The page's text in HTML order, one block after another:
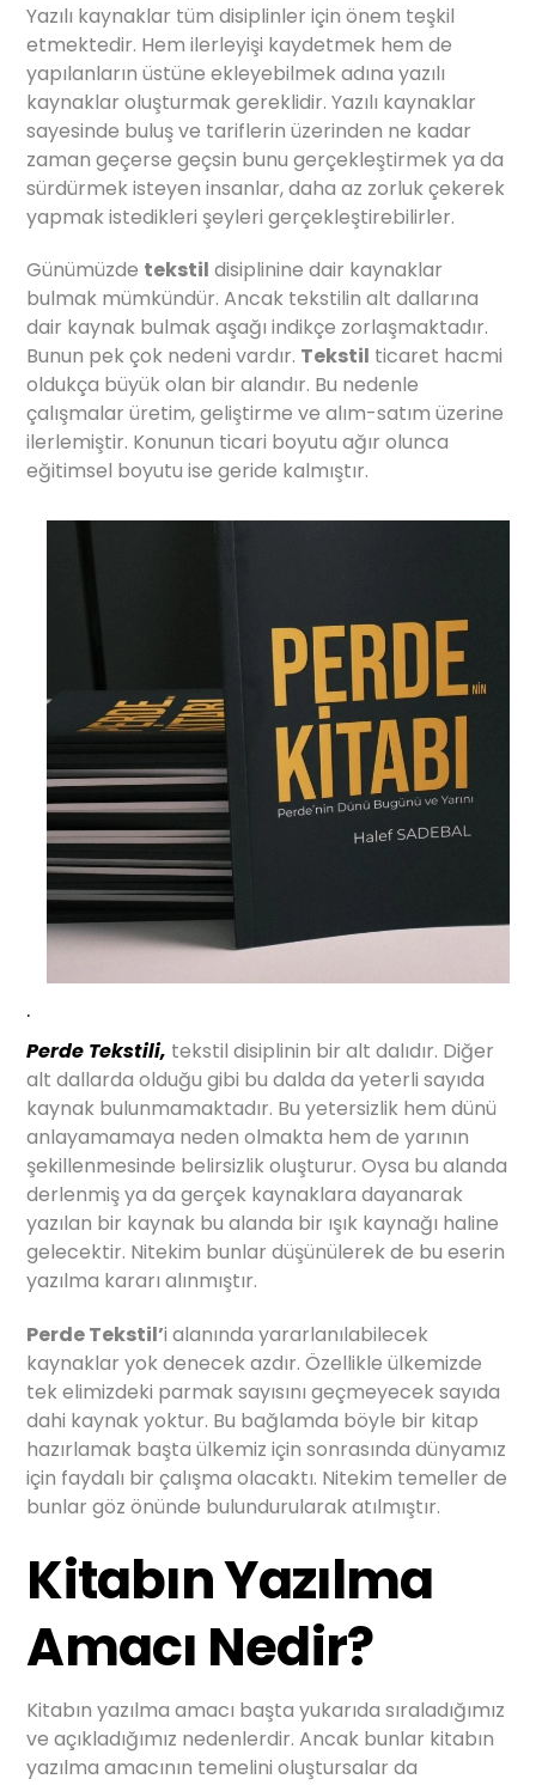
Yazılı kaynaklar tüm disiplinler için önem teşkil
etmektedir. Hem ilerleyişi kaydetmek hem de
yapılanların üstüne ekleyebilmek adına yazılı
kaynaklar oluşturmak gereklidir. Yazılı kaynaklar
sayesinde buluş ve tariflerin üzerinden ne kadar
zaman geçerse geçsin bunu gerçekleştirmek ya da
sürdürmek isteyen insanlar, daha az zorluk çekerek
yapmak istedikleri şeyleri gerçekleştirebilirler.
Günümüzde tekstil disiplinine dair kaynaklar
bulmak mümkündür. Ancak tekstilin alt dallarına
dair kaynak bulmak aşağı indikçe zorlaşmaktadır.
Bunun pek çok nedeni vardır. Tekstil ticaret hacmi
oldukça büyük olan bir alandır. Bu nedenle
çalışmalar üretim, geliştirme ve alım-satım üzerine
ilerlemiştir. Konunun ticari boyutu ağır olunca
eğitimsel boyutu ise geride kalmıştır.
.
Perde Tekstili, tekstil disiplinin bir alt dalıdır. Diğer
alt dallarda olduğu gibi bu dalda da yeterli sayıda
kaynak bulunmamaktadır. Bu yetersizlik hem dünü
anlayamamaya neden olmakta hem de yarının
şekillenmesinde belirsizlik oluşturur. Oysa bu alanda
derlenmiş ya da gerçek kaynaklara dayanarak
yazılan bir kaynak bu alanda bir ışık kaynağı haline
gelecektir. Nitekim bunlar düşünülerek de bu eserin
yazılma kararı alınmıştır.
Perde Tekstil’i alanında yararlanılabilecek
kaynaklar yok denecek azdır. Özellikle ülkemizde
tek elimizdeki parmak sayısını geçmeyecek sayıda
dahi kaynak yoktur. Bu bağlamda böyle bir kitap
hazırlamak başta ülkemiz için sonrasında dünyamız
için faydalı bir çalışma olacaktı. Nitekim temeller de
bunlar göz önünde bulundurularak atılmıştır.
Kitabın Yazılma
Amacı Nedir?
Kitabın yazılma amacı başta yukarıda sıraladığımız
ve açıkladığımız nedenlerdir. Ancak bunlar kitabın
yazılma amacının temelini oluştursalar da